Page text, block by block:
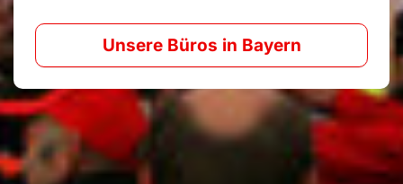
Unsere Büros in Bayern